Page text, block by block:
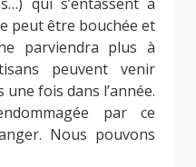
peut être bouchée et
parviendra plus à
peuvent venir
fois dans l’année.
par ce
Nous pouvons